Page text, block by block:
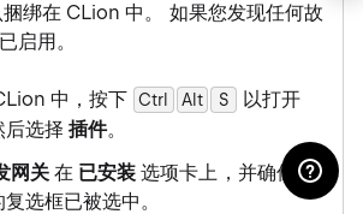
绑在 CLion 中。 如果您发现任何故
启用。
中，按下 Ctrl Alt 0
S
以打开
后选择插件。
网关 在 已安装 选项卡上，并确保插
选框已被选中。